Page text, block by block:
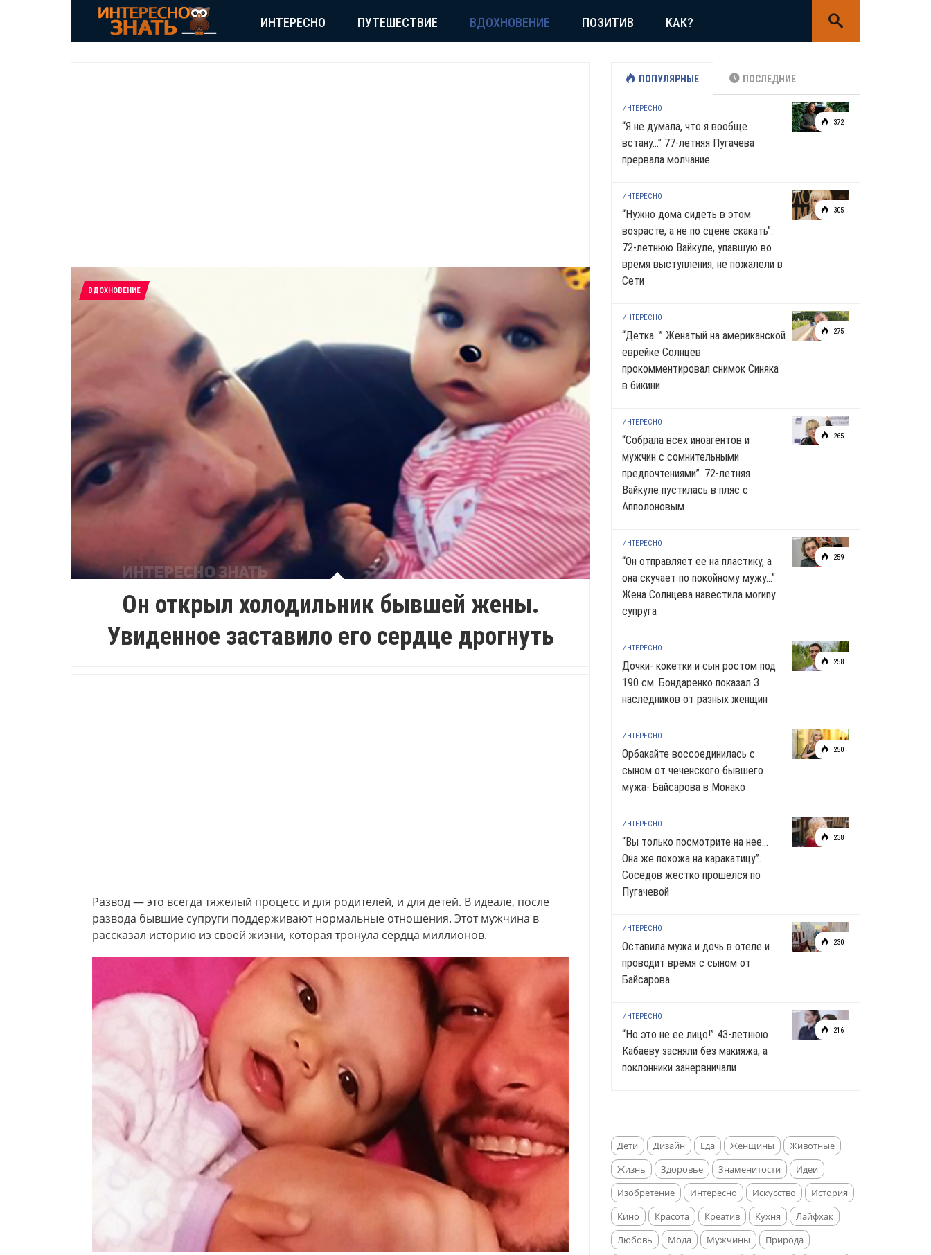
ИНТЕРЕСНО ПУТЕШЕСТВИЕ ВДОХНОВЕНИЕ ПОЗИТИВ КАК?
ВДОХНОВЕНИЕ
Он открыл холодильник бывшей жены.
Увиденное заставило его сердце дрогнуть
Развод — это всегда тяжелый процесс и для родителей, и для детей. В идеале, после
развода бывшие супруги поддерживают нормальные отношения. Этот мужчина в
рассказал историю из своей жизни, которая тронула сердца миллионов.
ПОПУЛЯРНЫЕ ПОСЛЕДНИЕ
372
ИНТЕРЕСНО
“Я не думала, что я вообще
встану…” 77-летняя Пугачева
прервала молчание
305
ИНТЕРЕСНО
“Нужно дома сидеть в этом
возрасте, а не по сцене скакать”.
72-летнюю Вайкуле, упавшую во
время выступления, не пожалели в
Сети
275
ИНТЕРЕСНО
“Детка…” Женатый на американской
еврейке Солнцев
прокомментировал снимок Синяка
в 6икини
265
ИНТЕРЕСНО
“Собрала всех иноагентов и
мужчин с сомнительными
предпочтениями”. 72-летняя
Вайкуле пустилась в пляс с
Апполоновым
259
ИНТЕРЕСНО
“Он отправляет ее на пластику, а
она скучает по noкoйномy мужу…”
Жена Солнцева навестила моrиnу
супруга
258
ИНТЕРЕСНО
Дочки- кокетки и сын ростом под
190 см. Бондаренко показал 3
наследников от разных женщин
250
ИНТЕРЕСНО
Орбакайте воссоединилась с
сыном от чеченского бывшего
мужа- Байсарова в Монако
238
ИНТЕРЕСНО
“Вы только посмотрите на нее…
Она же похожа на каракатицу”.
Соседов жестко прошелся по
Пугачевой
230
ИНТЕРЕСНО
Оставила мужа и дочь в отеле и
проводит время с сыном от
Байсарова
216
ИНТЕРЕСНО
“Но это не ее лицо!” 43-летнюю
Кабаеву засняли без макияжа, а
поклонники занервничали
Дети Дизайн Еда Женщины
Животные
Жизнь
Здоровье Знаменитости
Идеи
Изобретение
Интересно Искусство
История
Кино
Красота Креатив Кухня
Лайфхак
Любовь
Мода Мужчины
Природа